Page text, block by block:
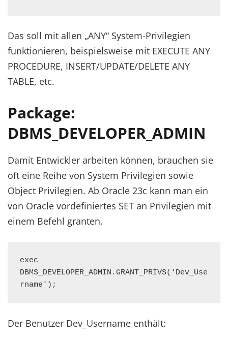
Das soll mit allen „ANY“ System-Privilegien
funktionieren, beispielsweise mit EXECUTE ANY
PROCEDURE, INSERT/UPDATE/DELETE ANY
TABLE, etc.
Package:
DBMS_DEVELOPER_ADMIN
Damit Entwickler arbeiten können, brauchen sie
oft eine Reihe von System Privilegien sowie
Object Privilegien. Ab Oracle 23c kann man ein
von Oracle vordefiniertes SET an Privilegien mit
einem Befehl granten.
exec
DBMS_DEVELOPER_ADMIN.GRANT_PRIVS('Dev_Use
rname');
Der Benutzer Dev_Username enthält: